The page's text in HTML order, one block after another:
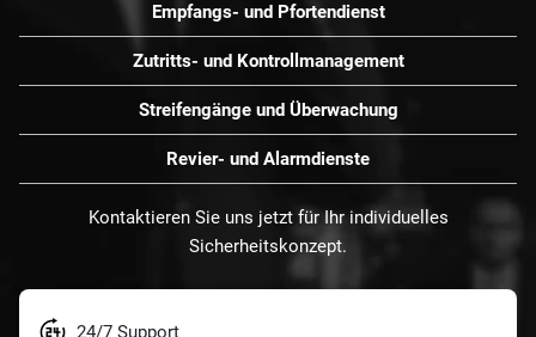
Empfangs- und Pfortendienst
Zutritts- und Kontrollmanagement
Streifengänge und Überwachung
Revier- und Alarmdienste
Kontaktieren Sie uns jetzt für Ihr individuelles
Sicherheitskonzept.
24/7 Support